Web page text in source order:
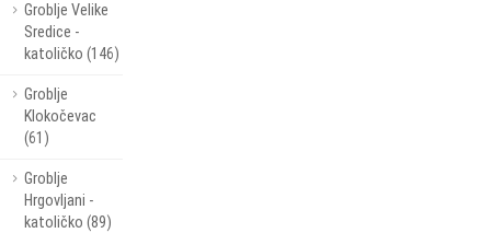
Groblje Velike
Sredice -
katoličko (146)
Groblje
Klokočevac
(61)
Groblje
Hrgovljani -
katoličko (89)